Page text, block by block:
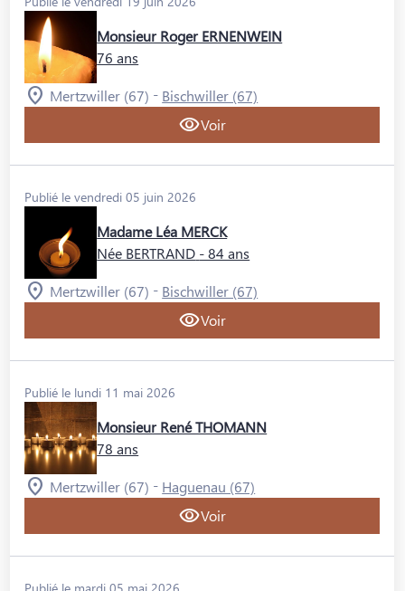
Monsieur Roger ERNENWEIN
76 ans
Mertzwiller (67) - Bischwiller (67)
Voir
Publié le vendredi 05 juin 2026
Madame Léa MERCK
Née BERTRAND - 84 ans
Mertzwiller (67) - Bischwiller (67)
Voir
Publié le lundi 11 mai 2026
Monsieur René THOMANN
78 ans
Mertzwiller (67) - Haguenau (67)
Voir